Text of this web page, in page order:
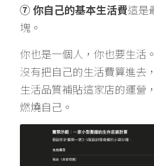
⑦ 你自己的基本生活費這是
塊。
你也是一個人，你也要生活
沒有把自己的生活費算進去
生活品質補貼這家店的運營
燃燒自己。